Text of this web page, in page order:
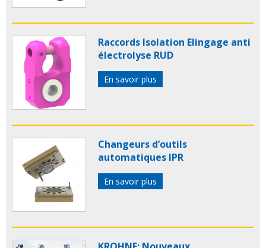
Raccords Isolation Elingage anti
électrolyse RUD
En savoir plus
Changeurs d’outils
automatiques IPR
En savoir plus